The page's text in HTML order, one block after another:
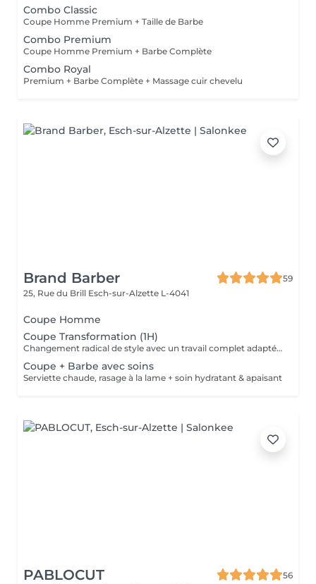
Combo Classic
Coupe Homme Premium + Taille de Barbe
Combo Premium
Coupe Homme Premium + Barbe Complète
Combo Royal
Premium + Barbe Complète + Massage cuir chevelu
Brand Barber
59
25, Rue du Brill Esch-sur-Alzette L-4041
Coupe Homme
Coupe Transformation (1H)
Changement radical de style avec un travail complet adapté à votre nouvelle coupe.
Coupe + Barbe avec soins
Serviette chaude, rasage à la lame + soin hydratant & apaisant
PABLOCUT
56